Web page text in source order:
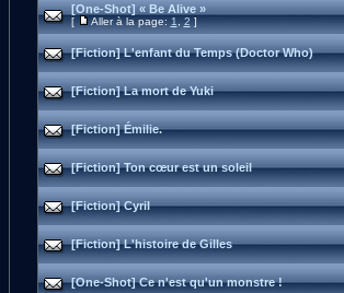
[One-Shot] « Be Alive »
[ Aller à la page:1,2]
[Fiction] L'enfant du Temps (Doctor Who)
[Fiction] La mort de Yuki
[Fiction] Émilie.
[Fiction] Ton cœur est un soleil
[Fiction] Cyril
[Fiction] L'histoire de Gilles
[One-Shot] Ce n'est qu'un monstre !